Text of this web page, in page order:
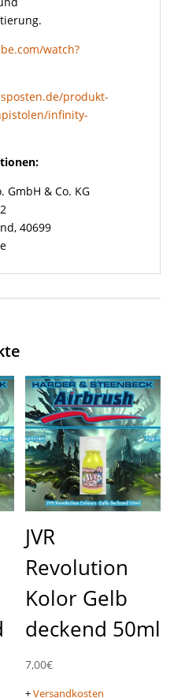
watch?
produkt-
infinity-
GmbH & Co. KG
40699
JVR
Revolution
Kolor Gelb
deckend 50ml
7,00€
+Versandkosten